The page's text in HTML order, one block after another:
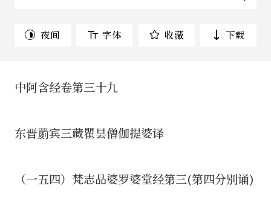
夜间 字体 收藏 下载
中阿含经卷第三十九
东晋罽宾三藏瞿昙僧伽提婆译
（一五四）梵志品婆罗婆堂经第三(第四分别诵)